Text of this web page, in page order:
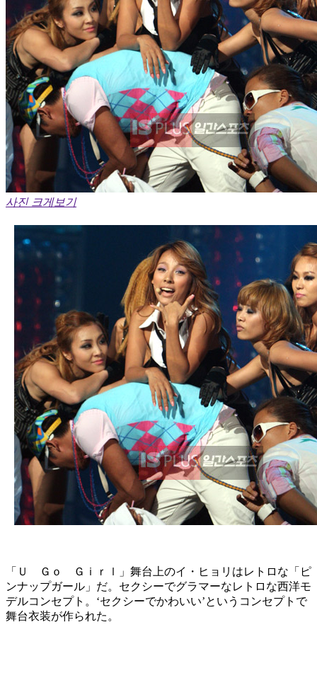
사진 크게보기
「Ｕ Ｇｏ Ｇｉｒｌ」舞台上のイ・ヒョリはレトロな「ピ
ンナップガール」だ。セクシーでグラマーなレトロな西洋モ
デルコンセプト。‘セクシーでかわいい’というコンセプトで
舞台衣装が作られた。